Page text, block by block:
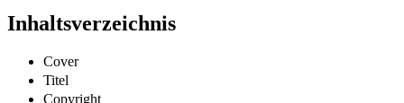
Inhaltsverzeichnis
Cover
Titel
Copyright